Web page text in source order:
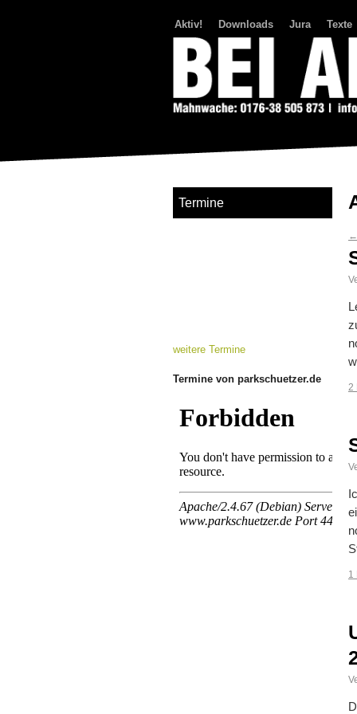
Aktiv! Downloads Jura Texte
←
2
1
Termine
weitere Termine
Termine von parkschuetzer.de